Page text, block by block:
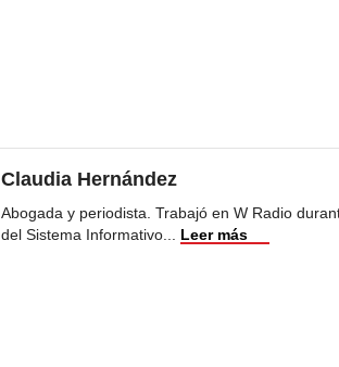
Claudia Hernández
Abogada y periodista. Trabajó en W Radio
del Sistema Informativo
Leer más